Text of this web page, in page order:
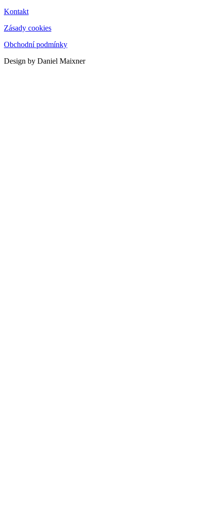
Kontakt
Zásady cookies
Obchodní podmínky
Design by Daniel Maixner